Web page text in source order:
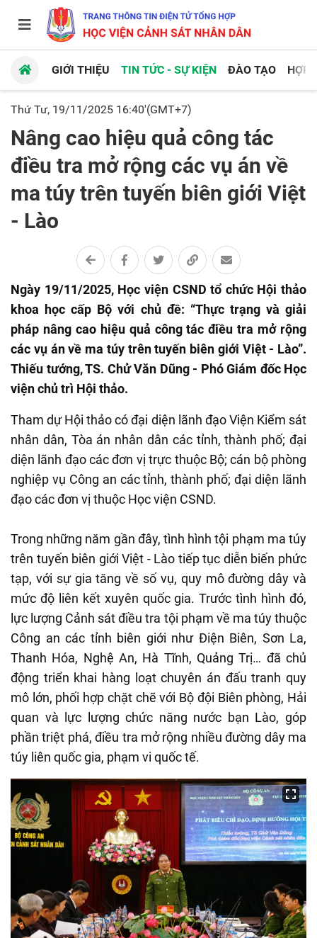
GIỚI THIỆU TIN TỨC - SỰ KIỆN ĐÀO TẠO HỢP
Thứ Tư, 19/11/2025 16:40'(GMT+7)
Nâng cao hiệu quả công tác
điều tra mở rộng các vụ án về
ma túy trên tuyến biên giới Việt
- Lào
Ngày 19/11/2025, Học viện CSND tổ chức Hội thảo
khoa học cấp Bộ với chủ đề: “Thực trạng và giải
pháp nâng cao hiệu quả công tác điều tra mở rộng
các vụ án về ma túy trên tuyến biên giới Việt - Lào”.
Thiếu tướng, TS. Chử Văn Dũng - Phó Giám đốc Học
viện chủ trì Hội thảo.
Tham dự Hội thảo có đại diện lãnh đạo Viện Kiểm sát
nhân dân, Tòa án nhân dân các tỉnh, thành phố; đại
diện lãnh đạo các đơn vị trực thuộc Bộ; cán bộ phòng
nghiệp vụ Công an các tỉnh, thành phố; đại diện lãnh
đạo các đơn vị thuộc Học viện CSND.
Trong những năm gần đây, tình hình tội phạm ma túy
trên tuyến biên giới Việt - Lào tiếp tục diễn biến phức
tạp, với sự gia tăng về số vụ, quy mô đường dây và
mức độ liên kết xuyên quốc gia. Trước tình hình đó,
lực lượng Cảnh sát điều tra tội phạm về ma túy thuộc
Công an các tỉnh biên giới như Điện Biên, Sơn La,
Thanh Hóa, Nghệ An, Hà Tĩnh, Quảng Trị… đã chủ
động triển khai hàng loạt chuyên án đấu tranh quy
mô lớn, phối hợp chặt chẽ với Bộ đội Biên phòng, Hải
quan và lực lượng chức năng nước bạn Lào, góp
phần triệt phá, điều tra mở rộng nhiều đường dây ma
túy liên quốc gia, phạm vi quốc tế.